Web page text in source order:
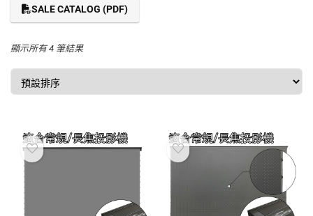
SALE CATALOG (PDF)
顯示所有 4 筆結果